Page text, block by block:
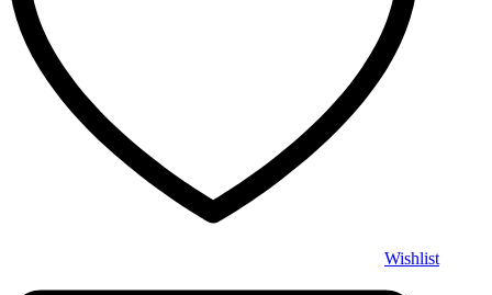
Wishlist